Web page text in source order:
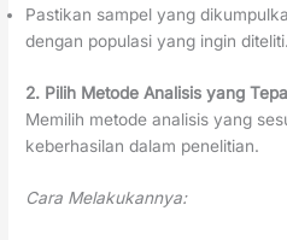
Pastikan sampel yang
dengan populasi yang ingin diteliti.
2. Pilih Metode Analisis yang
Memilih metode analisis yang
keberhasilan dalam penelitian.
Cara Melakukannya: